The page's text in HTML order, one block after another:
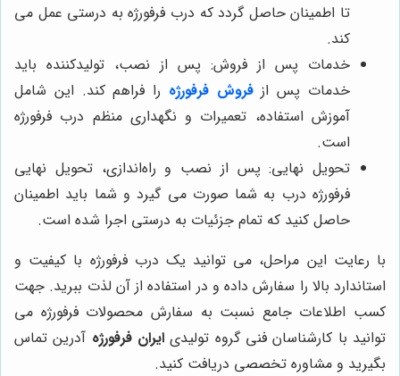
تا اطمینان حاصل گردد که درب فرفورژه به درستی عمل می
‌کند.
خدمات پس از فروش: پس از نصب، تولیدکننده باید
خدمات پس از فروش فرفورژه را فراهم کند. این شامل
آموزش استفاده، تعمیرات و نگهداری منظم درب فرفورژه
است.
تحویل نهایی: پس از نصب و راه‌اندازی، تحویل نهایی
فرفورژه درب به شما صورت می‌ گیرد و شما باید اطمینان
حاصل کنید که تمام جزئیات به درستی اجرا شده است.
با رعایت این مراحل، می ‌توانید یک درب فرفورژه با کیفیت و
استاندارد بالا را سفارش داده و در استفاده از آن لذت ببرید. جهت
کسب اطلاعات جامع نسبت به سفارش محصولات فرفورژه می
توانید با کارشناسان فنی گروه تولیدی ایران فرفورژه آدرین تماس
بگیرید و مشاوره تخصصی دریافت کنید.